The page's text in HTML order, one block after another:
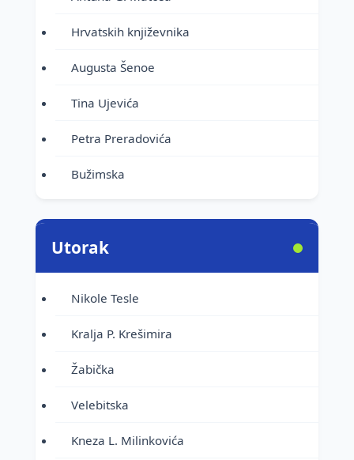
Hrvatskih književnika
Augusta Šenoe
Tina Ujevića
Petra Preradovića
Bužimska
Utorak
Nikole Tesle
Kralja P. Krešimira
Žabička
Velebitska
Kneza L. Milinkovića